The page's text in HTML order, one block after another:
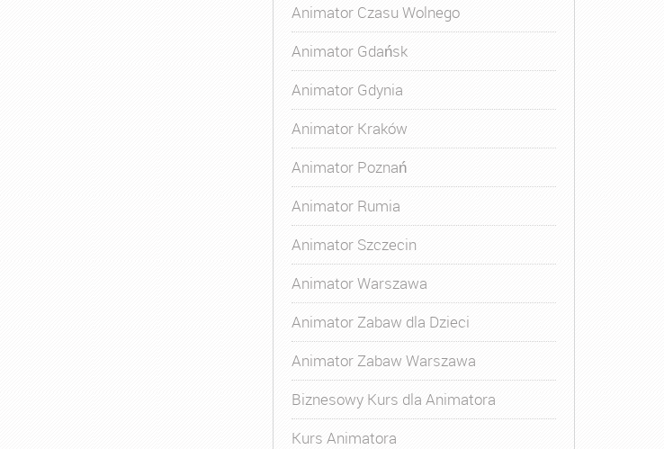
Animator Czasu Wolnego
Animator Gdańsk
Animator Gdynia
Animator Kraków
Animator Poznań
Animator Rumia
Animator Szczecin
Animator Warszawa
Animator Zabaw dla Dzieci
Animator Zabaw Warszawa
Biznesowy Kurs dla Animatora
Kurs Animatora